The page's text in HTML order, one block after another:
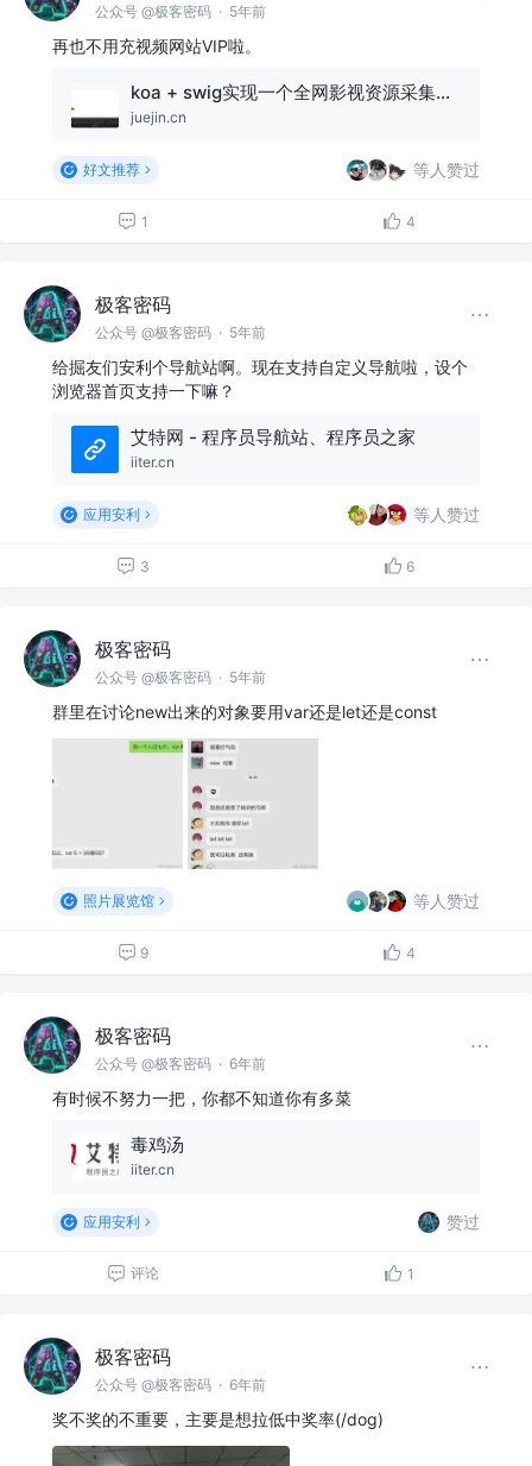
公众号 @极客密码 · 5年前
再也不用充视频网站VIP啦。
koa + swig实现一个全网影视资源采集播放站
juejin.cn
好文推荐 等人赞过
1 4
极客密码
公众号 @极客密码 · 5年前
给掘友们安利个导航站啊。现在支持自定义导航啦，设个
浏览器首页支持一下嘛？
艾特网 - 程序员导航站、程序员之家
iiter.cn
应用安利 等人赞过
3 6
极客密码
公众号 @极客密码 · 5年前
群里在讨论new出来的对象要用var还是let还是const
照片展览馆 等人赞过
9 4
极客密码
公众号 @极客密码 · 6年前
有时候不努力一把，你都不知道你有多菜
毒鸡汤
iiter.cn
应用安利 赞过
评论 1
极客密码
公众号 @极客密码 · 6年前
奖不奖的不重要，主要是想拉低中奖率(/dog)